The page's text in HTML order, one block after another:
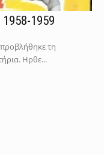
1959
τη
Ηρθε...